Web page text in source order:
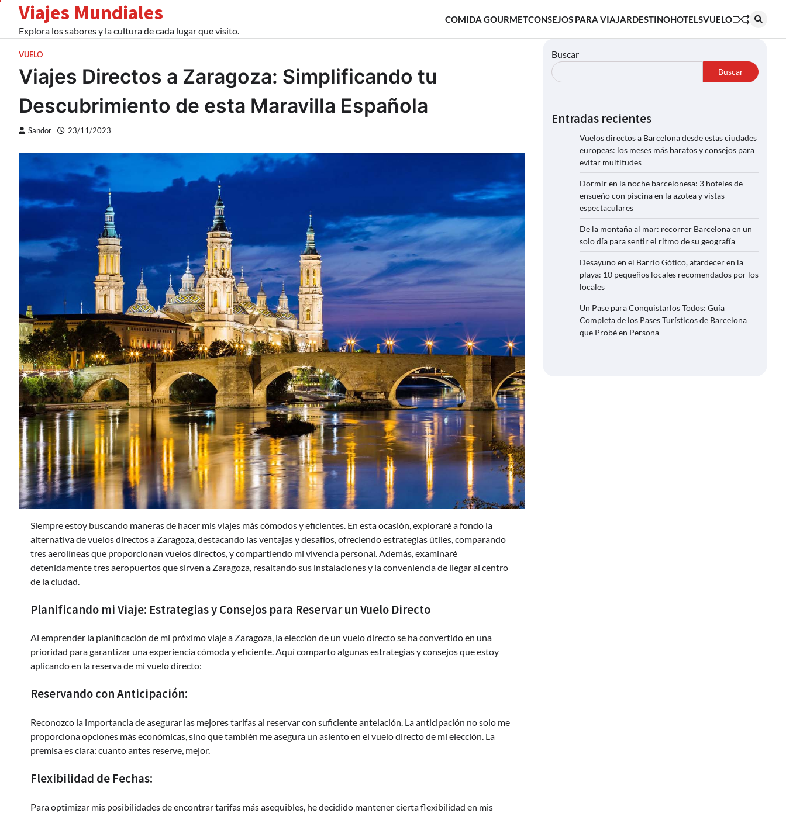
content
Viajes Mundiales
Explora los sabores y la cultura de cada lugar que visito.
COMIDA GOURMETCONSEJOS PARA VIAJARDESTINOHOTELSVUELO
VUELO
Viajes Directos a Zaragoza: Simplificando tu
Descubrimiento de esta Maravilla Española
Sandor 23/11/2023
Siempre estoy buscando maneras de hacer mis viajes más cómodos y eficientes. En esta ocasión, exploraré a fondo la
alternativa de vuelos directos a Zaragoza, destacando las ventajas y desafíos, ofreciendo estrategias útiles, comparando
tres aerolíneas que proporcionan vuelos directos, y compartiendo mi vivencia personal. Además, examinaré
detenidamente tres aeropuertos que sirven a Zaragoza, resaltando sus instalaciones y la conveniencia de llegar al centro
de la ciudad.
Planificando mi Viaje: Estrategias y Consejos para Reservar un Vuelo Directo
Al emprender la planificación de mi próximo viaje a Zaragoza, la elección de un vuelo directo se ha convertido en una
prioridad para garantizar una experiencia cómoda y eficiente. Aquí comparto algunas estrategias y consejos que estoy
aplicando en la reserva de mi vuelo directo:
Reservando con Anticipación:
Reconozco la importancia de asegurar las mejores tarifas al reservar con suficiente antelación. La anticipación no solo me
proporciona opciones más económicas, sino que también me asegura un asiento en el vuelo directo de mi elección. La
premisa es clara: cuanto antes reserve, mejor.
Flexibilidad de Fechas:
Para optimizar mis posibilidades de encontrar tarifas más asequibles, he decidido mantener cierta flexibilidad en mis
Buscar
Buscar
Entradas recientes
Vuelos directos a Barcelona desde estas ciudades
europeas: los meses más baratos y consejos para
evitar multitudes
Dormir en la noche barcelonesa: 3 hoteles de
ensueño con piscina en la azotea y vistas
espectaculares
De la montaña al mar: recorrer Barcelona en un
solo día para sentir el ritmo de su geografía
Desayuno en el Barrio Gótico, atardecer en la
playa: 10 pequeños locales recomendados por los
locales
Un Pase para Conquistarlos Todos: Guía
Completa de los Pases Turísticos de Barcelona
que Probé en Persona